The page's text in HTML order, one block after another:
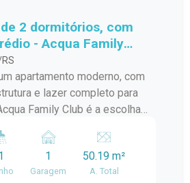
2 dormitórios, com
- Acqua Family
apartamento moderno, com
e lazer completo para
Family Club é a escolha
2 dormitórios, elevador e
coberta, oferecendo mais
e segurança no dia a dia. O
1
Garagem
50.19 m²
A. Total